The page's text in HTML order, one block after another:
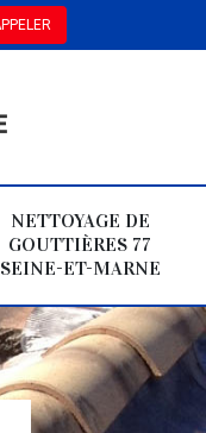
NETTOYAGE DE
GOUTTIÈRES 77
SEINE-ET-MARNE